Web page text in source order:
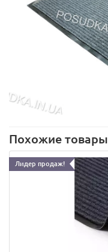
Похожие товары
Лидер продаж!